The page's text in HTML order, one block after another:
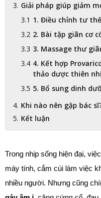
Giải pháp giúp giảm
1. Điều chỉnh tư
2. Bài tập giãn cơ
3. Massage thư
4. Kết hợp
thảo dược thiên
5. Bổ sung dinh
Khi nào nên gặp bác
Kết luận
Trong nhịp sống hiện đại,
máy tính, cắm cúi làm việc
nhiều người. Nhưng cũng